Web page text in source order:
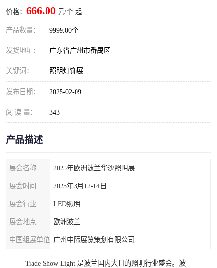
价格： 666.00 元/个 起
产品数量： 9999.00个
发货地址： 广东省广州市番禺区
关键词： 照明灯饰展
发布日期： 2025-02-09
阅 读 量： 343
产品描述
展会名称 2025年欧洲波兰华沙照明展
展会时间 2025年3月12-14日
展会行业 LED照明
展会地点 欧洲波兰
中国组展单位 广州中际展览策划有限公司
Trade Show Light 是波兰国内大且的照明行业盛会。波